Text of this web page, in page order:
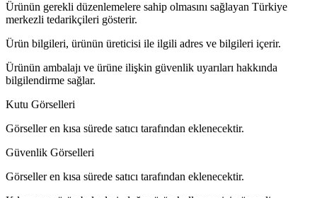
Ürünün gerekli düzenlemelere sahip olmasını sağlayan Türkiye
merkezli tedarikçileri gösterir.
Ürün bilgileri, ürünün üreticisi ile ilgili adres ve bilgileri içerir.
Ürünün ambalajı ve ürüne ilişkin güvenlik uyarıları hakkında
bilgilendirme sağlar.
Kutu Görselleri
Görseller en kısa sürede satıcı tarafından eklenecektir.
Güvenlik Görselleri
Görseller en kısa sürede satıcı tarafından eklenecektir.